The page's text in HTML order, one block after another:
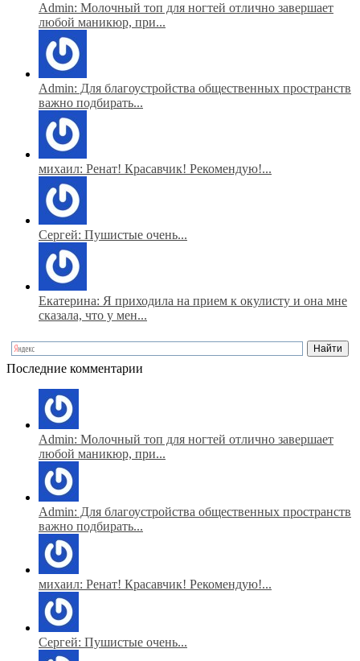
Admin: Молочный топ для ногтей отлично завершает
любой маникюр, при...
Admin: Для благоустройства общественных пространств
важно подбирать...
михаил: Ренат! Красавчик! Рекомендую!...
Сергей: Пушистые очень...
Екатерина: Я приходила на прием к окулисту и она мне
сказала, что у мен...
Последние комментарии
Admin: Молочный топ для ногтей отлично завершает
любой маникюр, при...
Admin: Для благоустройства общественных пространств
важно подбирать...
михаил: Ренат! Красавчик! Рекомендую!...
Сергей: Пушистые очень...